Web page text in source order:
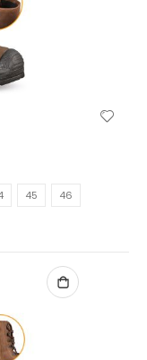
45
46